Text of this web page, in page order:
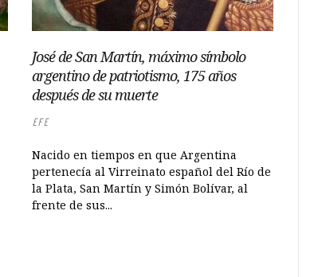
José de San Martín, máximo símbolo
argentino de patriotismo, 175 años
después de su muerte
EFE
Nacido en tiempos en que Argentina
pertenecía al Virreinato español del Río de
la Plata, San Martín y Simón Bolívar, al
frente de sus...